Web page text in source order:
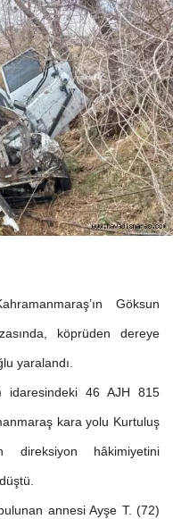
Göksun
köprüden dereye
yaralandı.
idaresindeki 46 AJH 815
kara yolu Kurtuluş
direksiyon hâkimiyetini
annesi Ayşe T. (72)